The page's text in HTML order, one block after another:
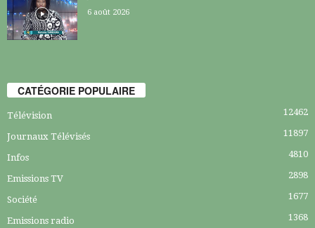
6 août 2026
CATÉGORIE POPULAIRE
Télévision 12462
Journaux Télévisés 11897
Infos 4810
Emissions TV 2898
Société 1677
Emissions radio 1368